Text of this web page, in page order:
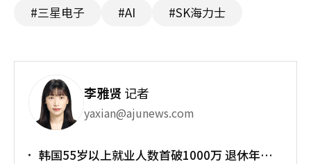
#三星电子 #AI #SK海力士
李雅贤记者
yaxian@ajunews.com
韩国55岁以上就业人数首破1000万 退休年龄